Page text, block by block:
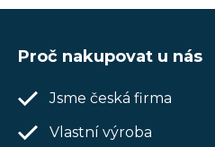
Proč nakupovat u nás
Jsme česká firma
Vlastní výroba